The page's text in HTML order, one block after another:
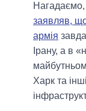
заявляв,
армія
Ірану, а в
Харк та